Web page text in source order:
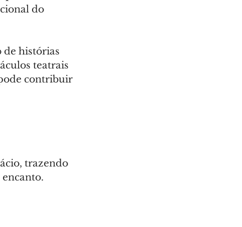
do
de histórias
teatrais
contribuir
trazendo